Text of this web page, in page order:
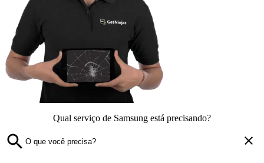
Qual serviço de Samsung está precisando?